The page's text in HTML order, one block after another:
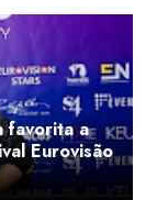
favorita a
Eurovisão